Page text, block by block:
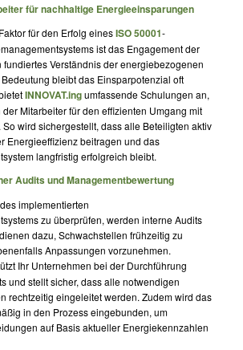
Kontraste
für nachhaltige Energieeinsparungen
für den Erfolg einesISO 50001-
ist das Engagement der
fundiertes Verständnis der energiebezogenen
Bedeutung bleibt das Einsparpotenzial oft
INNOVAT.ingumfassende Schulungen an,
Mitarbeiter für den effizienten Umgang mit
wird sichergestellt, dass alle Beteiligten aktiv
Energieeffizienz beitragen und das
langfristig erfolgreich bleibt.
Audits und Managementbewertung
implementierten
zu überprüfen, werden interne Audits
dazu, Schwachstellen frühzeitig zu
Anpassungen vorzunehmen.
Ihr Unternehmen bei der Durchführung
und stellt sicher, dass alle notwendigen
rechtzeitig eingeleitet werden. Zudem wird das
in den Prozess eingebunden, um
auf Basis aktueller Energiekennzahlen